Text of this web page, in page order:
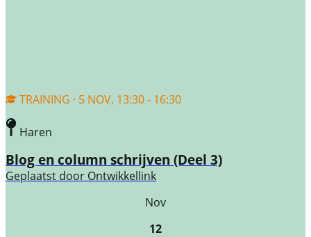
TRAINING · 5 NOV, 13:30 - 16:30
Haren
Blog en column schrijven (Deel 3)
Geplaatst door Ontwikkellink
Nov
12